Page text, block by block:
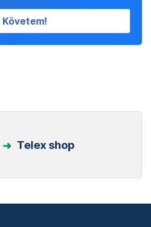
Követem!
Telex shop